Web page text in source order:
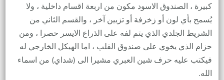
كبيرة ، الصندوق الاسود مكون من اربعة اقسام داخلية ، ولا
يُسمح بأي لون أو زخرفة أو تزيين آخر ، والقسم الثاني من
الشريط الجلدي الذي يتم لفه على الذراع الايسر حصرا ، ومن
حزام الذي يخوي على صندوق القلب ، اما الهيكل الخارجي له
فيكتب عليه حرف شين العبري مشيرا الى (شداي) من اسماء
الله.